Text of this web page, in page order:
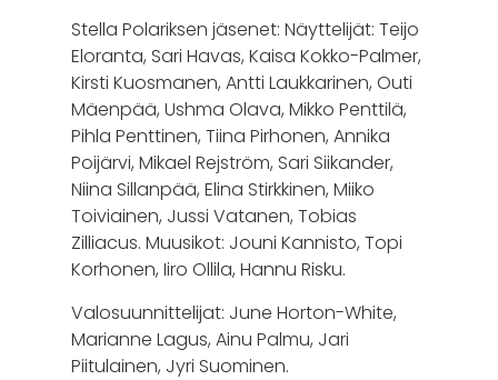
Stella Polariksen jäsenet: Näyttelijät: Teijo
Eloranta, Sari Havas, Kaisa Kokko-Palmer,
Kirsti Kuosmanen, Antti Laukkarinen, Outi
Mäenpää, Ushma Olava, Mikko Penttilä,
Pihla Penttinen, Tiina Pirhonen, Annika
Poijärvi, Mikael Rejström, Sari Siikander,
Niina Sillanpää, Elina Stirkkinen, Miiko
Toiviainen, Jussi Vatanen, Tobias
Zilliacus. Muusikot: Jouni Kannisto, Topi
Korhonen, Iiro Ollila, Hannu Risku.
Valosuunnittelijat: June Horton-White,
Marianne Lagus, Ainu Palmu, Jari
Piitulainen, Jyri Suominen.